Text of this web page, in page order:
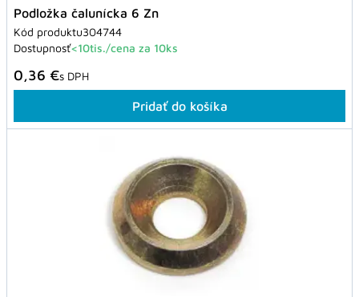
Podložka čalunícka 6 Zn
Kód produktu304744
Dostupnosť<10tis./cena za 10ks
0,36 €s DPH
Pridať do košíka